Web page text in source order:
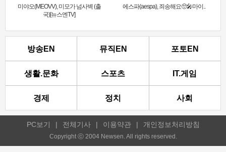
미야오(MEOVV), 미모가 넘사벽 (출
국)[뉴스엔TV]
에스파(aespa), 죄송해요🥺🎤마이..
방송EN 뮤직EN 포토EN
생활.문화 스포츠 IT.게임
경제 정치 사회
PC보기 | 전체기사 | 이용약관 | 개인정보처리방침
Copyright ⓒ 2004 Newsen. All rights reserved.